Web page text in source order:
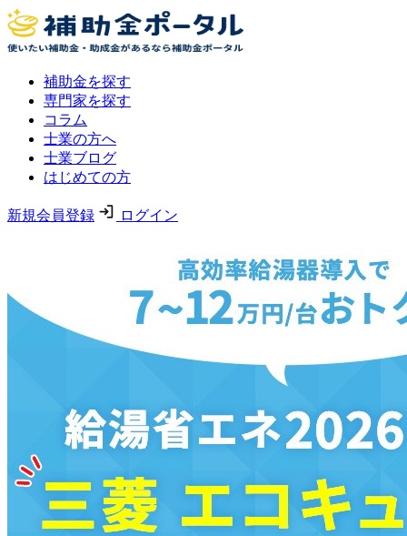
補助金を探す
専門家を探す
コラム
士業の方へ
士業ブログ
はじめての方
新規会員登録 ログイン